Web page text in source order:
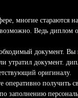
многие стараются
Ведь
документ.
утратил документ.
оригиналу.
оперативно
заполнению